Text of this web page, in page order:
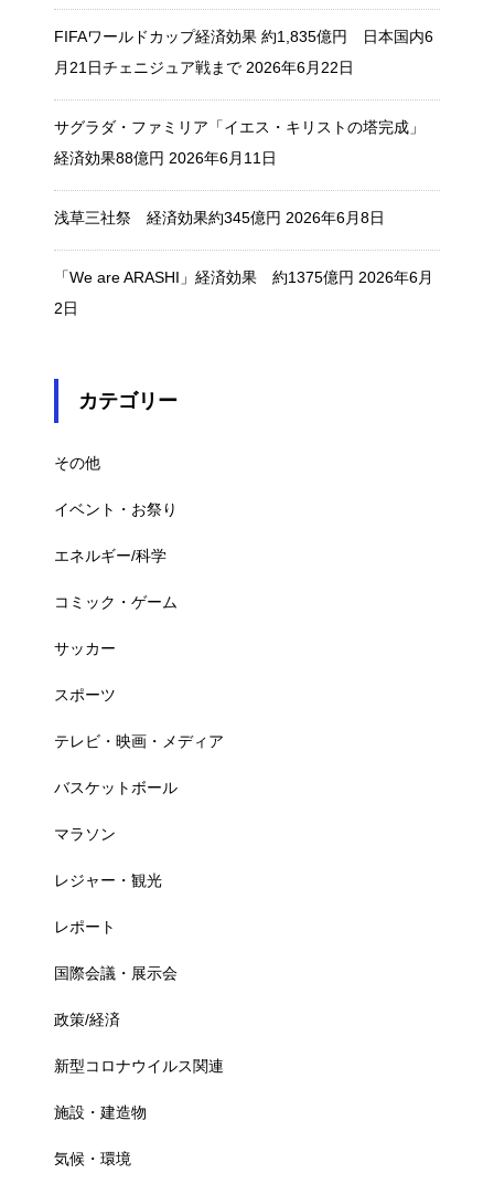
FIFAワールドカップ経済効果 約1,835億円 日本国内6
月21日チェニジュア戦まで 2026年6月22日
サグラダ・ファミリア「イエス・キリストの塔完成」
経済効果88億円 2026年6月11日
浅草三社祭 経済効果約345億円 2026年6月8日
「We are ARASHI」経済効果 約1375億円 2026年6月
2日
カテゴリー
その他
イベント・お祭り
エネルギー/科学
コミック・ゲーム
サッカー
スポーツ
テレビ・映画・メディア
バスケットボール
マラソン
レジャー・観光
レポート
国際会議・展示会
政策/経済
新型コロナウイルス関連
施設・建造物
気候・環境